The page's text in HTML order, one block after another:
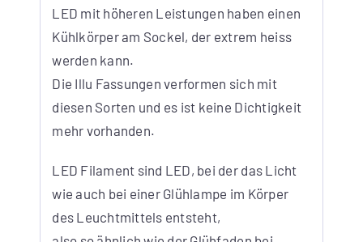
LED mit höheren Leistungen haben einen
Kühlkörper am Sockel, der extrem heiss
werden kann.
Die Illu Fassungen verformen sich mit
diesen Sorten und es ist keine Dichtigkeit
mehr vorhanden.
LED Filament sind LED, bei der das Licht
wie auch bei einer Glühlampe im Körper
des Leuchtmittels entsteht,